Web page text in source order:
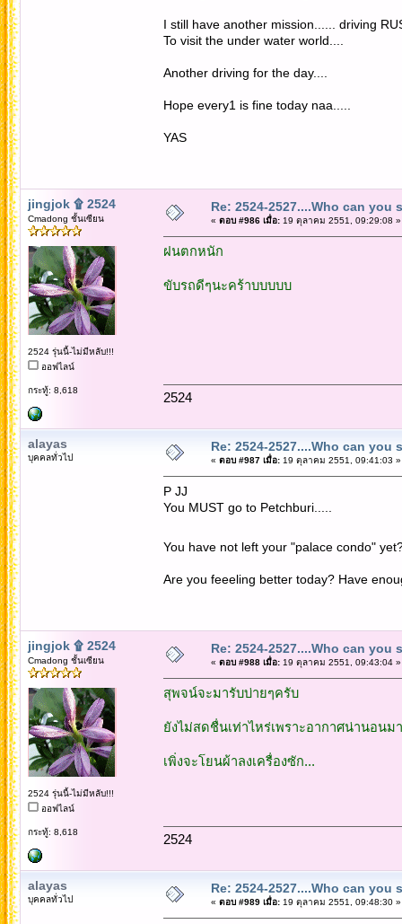
I still have another mission...... driving
To visit the under water world....
Another driving for the day....
Hope every1 is fine today naa.....
YAS
jingjok ۩ 2524
Cmadong ชั้นเซียน
2524 รุ่นนี้-ไม่มีหลับ!!!
ออฟไลน์
กระทู้: 8,618
Re: 2524-2527....Who can you
« ตอบ #986 เมื่อ:19 ตุลาคม 2551, 09:29:08 »
ฝนตกหนัก
ขับรถดีๆนะคร้าบบบบบ
2524
alayas
บุคคลทั่วไป
Re: 2524-2527....Who can you
« ตอบ #987 เมื่อ:19 ตุลาคม 2551, 09:41:03 »
P JJ
You MUST go to Petchburi.....
You have not left your "palace condo"
Are you feeeling better today? Have
jingjok ۩ 2524
Cmadong ชั้นเซียน
2524 รุ่นนี้-ไม่มีหลับ!!!
ออฟไลน์
กระทู้: 8,618
Re: 2524-2527....Who can you
« ตอบ #988 เมื่อ:19 ตุลาคม 2551, 09:43:04 »
สุพจน์จะมารับบ่ายๆครับ
ยังไม่สดชื่นเท่าไหร่เพราะอากาศน่านอนม
เพิ่งจะโยนผ้าลงเครื่องซัก...
2524
alayas
บุคคลทั่วไป
Re: 2524-2527....Who can you
« ตอบ #989 เมื่อ:19 ตุลาคม 2551, 09:48:30 »